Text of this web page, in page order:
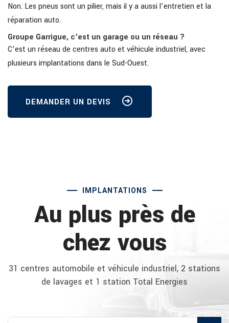
Non. Les pneus sont un pilier, mais il y a aussi l’entretien et la
réparation auto.
Groupe Garrigue, c’est un garage ou un réseau ?
C’est un réseau de centres auto et véhicule industriel, avec
plusieurs implantations dans le Sud-Ouest.
DEMANDER UN DEVIS
IMPLANTATIONS
Au plus près de
chez vous
31 centres automobile et véhicule industriel, 2 stations
de lavages et 1 station Total Energies